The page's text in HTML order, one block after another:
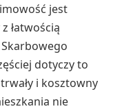
jest
łatwością
dotyczy to
i kosztowny
nie